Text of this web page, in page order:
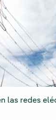
las redes